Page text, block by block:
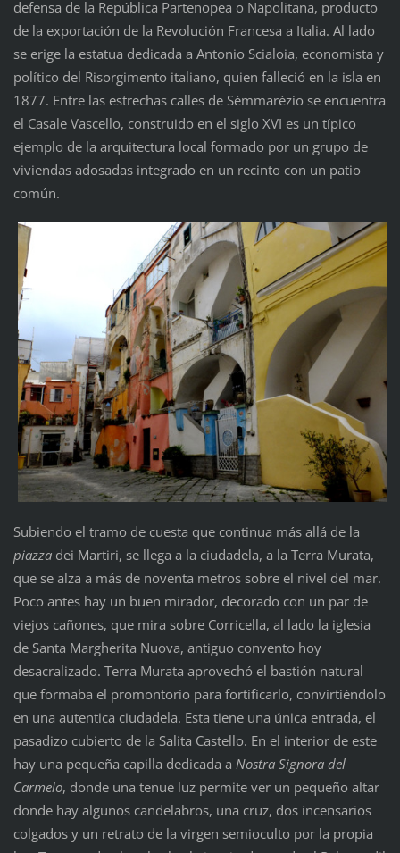
defensa de la República Partenopea o Napolitana, producto
de la exportación de la Revolución Francesa a Italia. Al lado
se erige la estatua dedicada a Antonio Scialoia, economista y
político del Risorgimento italiano, quien falleció en la isla en
1877. Entre las estrechas calles de Sèmmarèzio se encuentra
el Casale Vascello, construido en el siglo XVI es un típico
ejemplo de la arquitectura local formado por un grupo de
viviendas adosadas integrado en un recinto con un patio
común.
Subiendo el tramo de cuesta que continua más allá de la
piazzadei Martiri, se llega a la ciudadela, a la Terra Murata,
que se alza a más de noventa metros sobre el nivel del mar.
Poco antes hay un buen mirador, decorado con un par de
viejos cañones, que mira sobre Corricella, al lado la iglesia
de Santa Margherita Nuova, antiguo convento hoy
desacralizado. Terra Murata aprovechó el bastión natural
que formaba el promontorio para fortificarlo, convirtiéndolo
en una autentica ciudadela. Esta tiene una única entrada, el
pasadizo cubierto de la Salita Castello. En el interior de este
hay una pequeña capilla dedicada a Nostra Signora del
Carmelo, donde una tenue luz permite ver un pequeño altar
donde hay algunos candelabros, una cruz, dos incensarios
colgados y un retrato de la virgen semioculto por la propia